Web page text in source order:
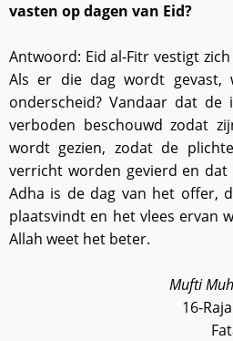
vasten op dagen van Eid?
Antwoord: Eid al-Fitr vestigt
Als er die dag wordt gevast,
onderscheid? Vandaar dat de
verboden beschouwd zodat
wordt gezien, zodat de
verricht worden gevierd en dat
Adha is de dag van het offer,
plaatsvindt en het vlees ervan
Allah weet het beter.
Mufti
16-